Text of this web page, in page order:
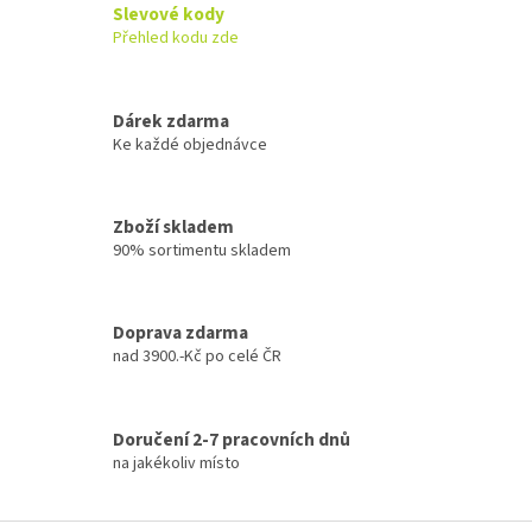
Slevové kody
Přehled kodu zde
Dárek zdarma
Ke každé objednávce
Zboží skladem
90% sortimentu skladem
Doprava zdarma
nad 3900.-Kč po celé ČR
Doručení 2-7 pracovních dnů
na jakékoliv místo